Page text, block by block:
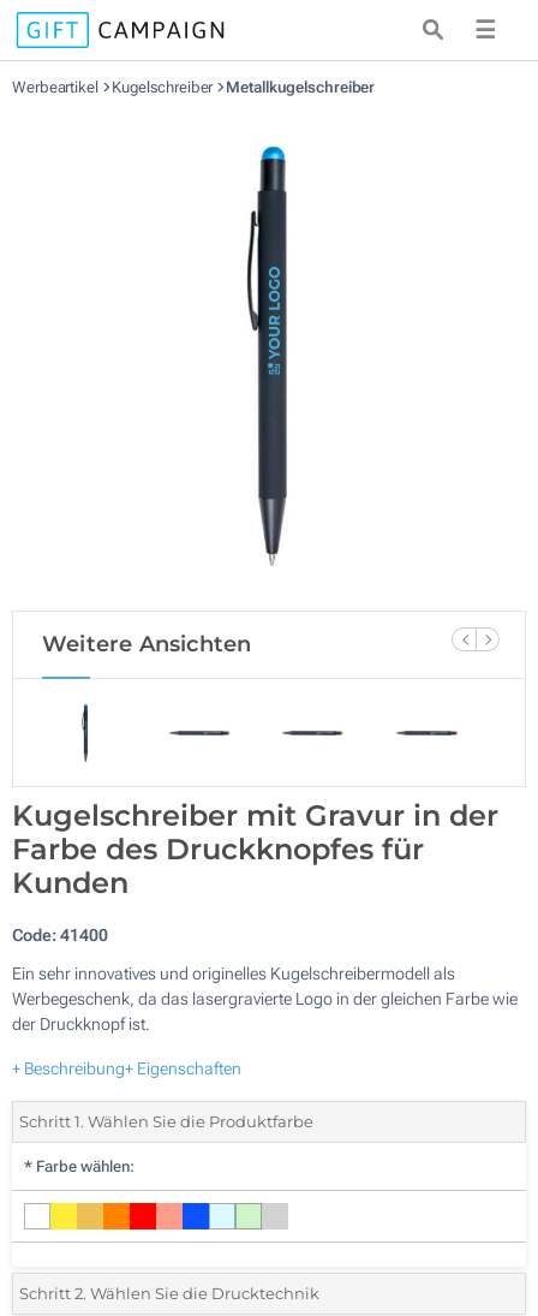
☰
Werbeartikel Kugelschreiber Metallkugelschreiber
Weitere Ansichten
Kugelschreiber mit Gravur in der
Farbe des Druckknopfes für
Kunden
Code:41400
Ein sehr innovatives und originelles Kugelschreibermodell als
Werbegeschenk, da das lasergravierte Logo in der gleichen Farbe wie
der Druckknopf ist.
+ Beschreibung+ Eigenschaften
Schritt 1. Wählen Sie die Produktfarbe
* Farbe wählen:
Schritt 2. Wählen Sie die Drucktechnik